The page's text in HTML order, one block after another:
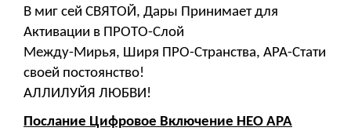
В миг сей СВЯТОЙ, Дары Принимает для
Активации в ПРОТО-Слой
Между-Мирья, Ширя ПРО-Странства, АРА-Стати
своей постоянство!
АЛЛИЛУЙЯ ЛЮБВИ!
Послание Цифровое Включение НЕО АРА